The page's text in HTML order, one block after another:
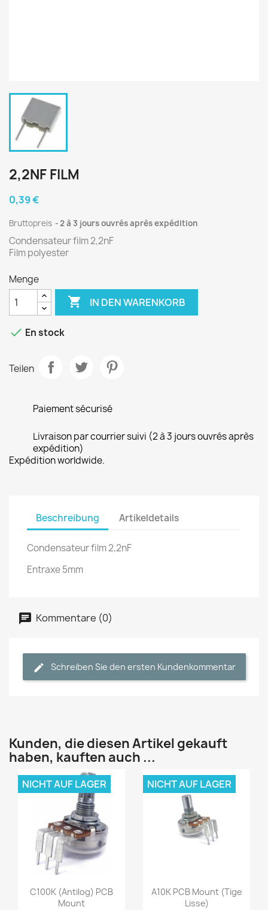
2,2NF FILM
0,39 €
Bruttopreis 2 à 3 jours ouvrés après expédition
Condensateur film 2,2nF
Film polyester
Menge
 IN DEN WARENKORB
 En stock
Teilen
Paiement sécurisé
Livraison par courrier suivi (2 à 3 jours ouvrés après
expédition)
Expédition worldwide.
Beschreibung Artikeldetails
Condensateur film 2,2nF
Entraxe 5mm
Kommentare (0)
Schreiben Sie den ersten Kundenkommentar
Kunden, die diesen Artikel gekauft
haben, kauften auch ...
C100K (antilog) PCB
Mount
NICHT AUF LAGER
A10K PCB Mount (tige
Lisse)
NICHT AUF LAGER